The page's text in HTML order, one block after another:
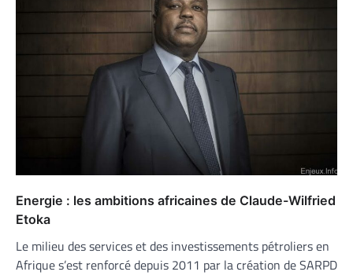
Energie : les ambitions africaines de Claude-Wilfried
Etoka
Le milieu des services et des investissements pétroliers en
Afrique s’est renforcé depuis 2011 par la création de SARPD